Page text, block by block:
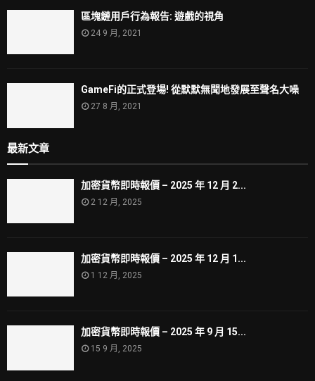
區塊鏈用戶行為報告: 遊戲的視角
24 9 月, 2021
GameFi的正式登場! 從默默無聞地發展至聲名大噪
27 8 月, 2021
最新文章
加密貨幣即時報價 – 2025 年 12 月 2...
2 12 月, 2025
加密貨幣即時報價 – 2025 年 12 月 1...
1 12 月, 2025
加密貨幣即時報價 – 2025 年 9 月 15...
15 9 月, 2025